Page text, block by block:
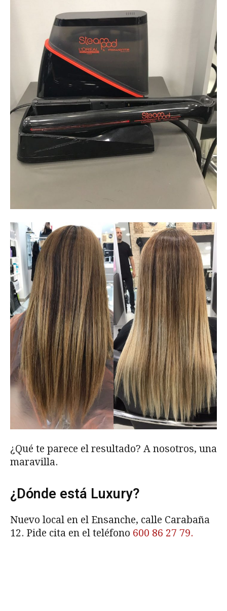
¿Qué te parece el resultado? A nosotros, una
maravilla.
¿Dónde está Luxury?
Nuevo local en el Ensanche, calle Carabaña
12. Pide cita en el teléfono 600 86 27 79.